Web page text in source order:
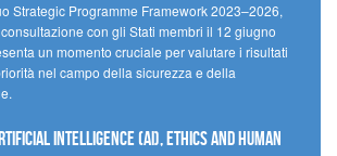
Strategic Programme Framework 2023–2026,
con gli Stati membri il 12 giugno
un momento cruciale per valutare i risultati
nel campo della sicurezza e della
Intelligence (AI), Ethics and Human